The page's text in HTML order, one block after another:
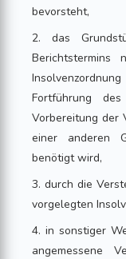
bevorsteht,
2. das
Fortführung
Vorbereitung der
einer anderen
benötigt wird,
3. durch die
vorgelegten
4. in sonstiger
angemessene